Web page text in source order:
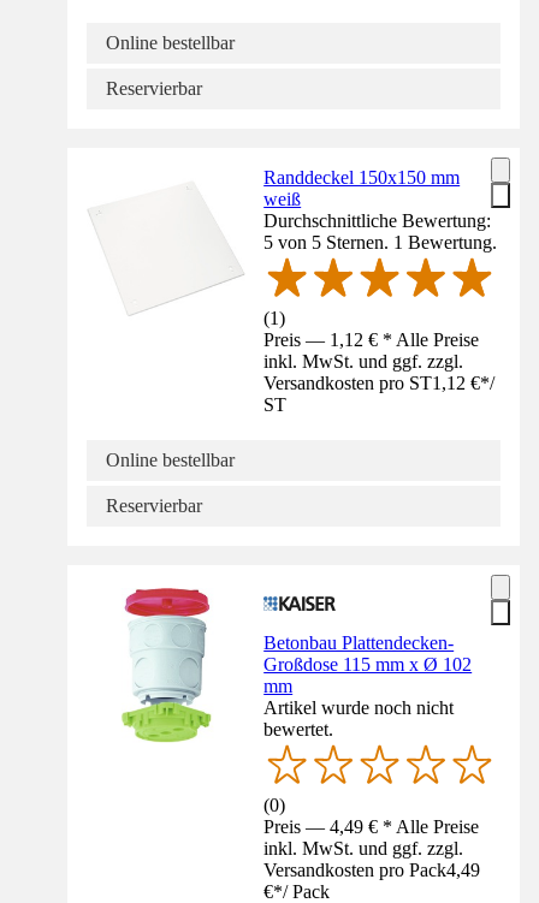
Online bestellbar
Reservierbar
Randdeckel 150x150 mm
weiß
Durchschnittliche Bewertung:
5 von 5 Sternen. 1 Bewertung.
(1)
Preis — 1,12 € * Alle Preise
inkl. MwSt. und ggf. zzgl.
Versandkosten pro ST1,12 €*/
ST
Online bestellbar
Reservierbar
Betonbau Plattendecken-
Großdose 115 mm x Ø 102
mm
Artikel wurde noch nicht
bewertet.
(0)
Preis — 4,49 € * Alle Preise
inkl. MwSt. und ggf. zzgl.
Versandkosten pro Pack4,49
€*/ Pack